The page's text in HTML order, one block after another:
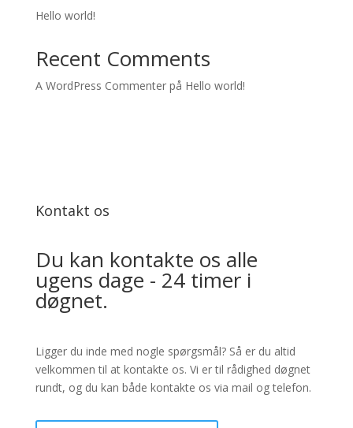
Hello world!
Recent Comments
A WordPress Commenterpå Hello world!
Kontakt os
Du kan kontakte os alle
ugens dage - 24 timer i
døgnet.
Ligger du inde med nogle spørgsmål? Så er du altid
velkommen til at kontakte os. Vi er til rådighed døgnet
rundt, og du kan både kontakte os via mail og telefon.